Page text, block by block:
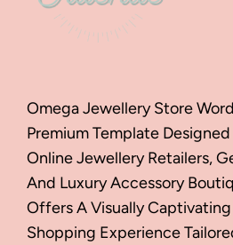
Omega Jewellery Store
Premium Template
Online Jewellery Retailers,
And Luxury Accessory
Offers A Visually
Shopping Experience